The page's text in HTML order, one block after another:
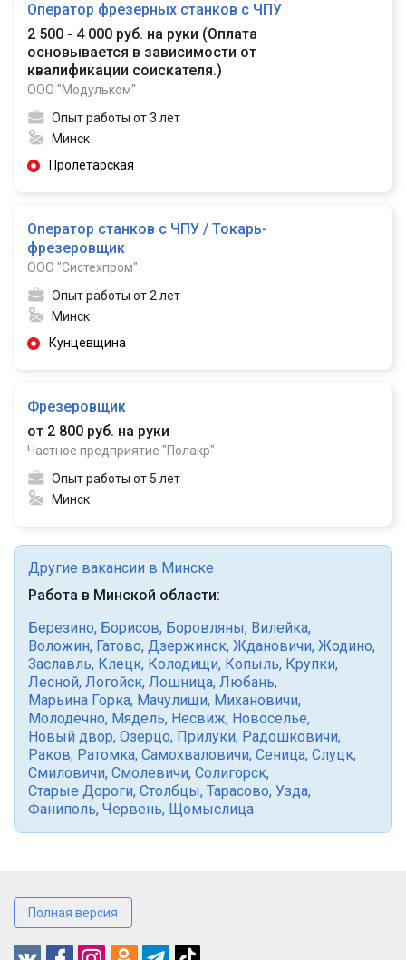
Оператор фрезерных станков с ЧПУ
2 500 - 4 000 руб. на руки (Оплата
основывается в зависимости от
квалификации соискателя.)
ООО "Модульком"
Опыт работы от 3 лет
Минск
Пролетарская
Оператор станков с ЧПУ / Токарь-
фрезеровщик
ООО "Систехпром"
Опыт работы от 2 лет
Минск
Кунцевщина
Фрезеровщик
от 2 800 руб. на руки
Частное предприятие "Полакр"
Опыт работы от 5 лет
Минск
Другие вакансии в Минске
Работа в Минской области:
Березино, Борисов, Боровляны, Вилейка,
Воложин, Гатово, Дзержинск, Ждановичи, Жодино,
Заславль, Клецк, Колодищи, Копыль, Крупки,
Лесной, Логойск, Лошница, Любань,
Марьина Горка, Мачулищи, Михановичи,
Молодечно, Мядель, Несвиж, Новоселье,
Новый двор, Озерцо, Прилуки, Радошковичи,
Раков, Ратомка, Самохваловичи, Сеница, Слуцк,
Смиловичи, Смолевичи, Солигорск,
Старые Дороги, Столбцы, Тарасово, Узда,
Фаниполь, Червень, Щомыслица
Полная версия